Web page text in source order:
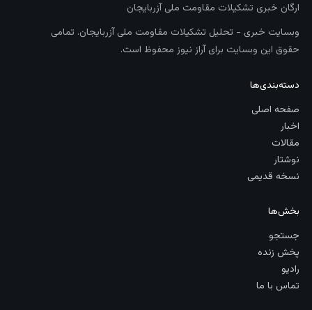
ارگان خبری تشکیلات مقاومت ملی آزربایجان
وبسایت خبری - تحلیل تشکیلات مقاومت ملی آزربایجان. تمامی
حقوق این وبسایت برای آراز نیوز محفوظ است.
دسته‌بندی‌ها
صفحه اصلی
اخبار
مقالات
نوشتار
نسخه قدیمی
بخش‌ها
جستجو
پخش زنده
رادیو
تماس با ما